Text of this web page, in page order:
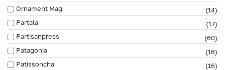
Ornament Mag
(14)
Partala
(17)
Partisanpress
(60)
Patagonia
(16)
Patissoncha
(16)